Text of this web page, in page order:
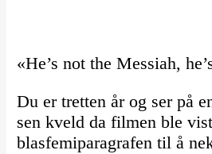
«He’s not the Messiah,
Du er tretten år og ser på
sen kveld da filmen ble
blasfemiparagrafen til å